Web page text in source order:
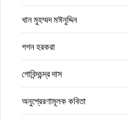
খান মুহম্মদ মঈনুদ্দিন
গগন হরকরা
গোবিন্দচন্দ্র দাস
অনুপ্রেরণামূলক কবিতা